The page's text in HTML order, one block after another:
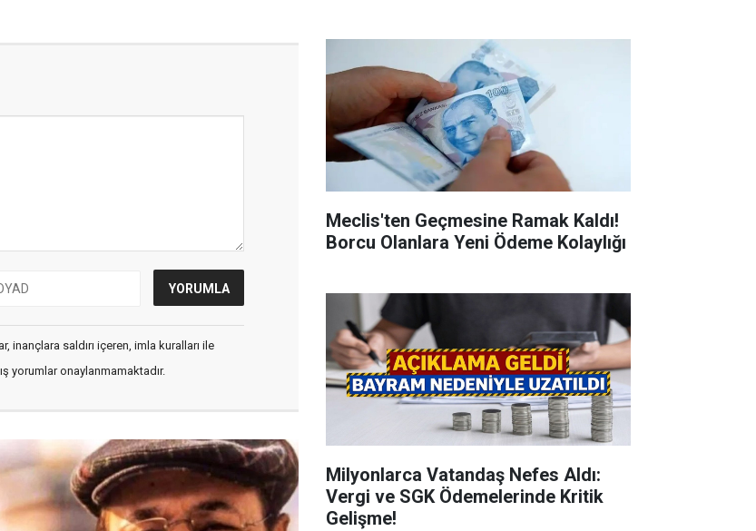
inançlara saldırı içeren, imla kuralları ile
yorumlar onaylanmamaktadır.
Meclis'ten Geçmesine Ramak Kaldı!
Borcu Olanlara Yeni Ödeme Kolaylığı
Milyonlarca Vatandaş Nefes Aldı:
Vergi ve SGK Ödemelerinde Kritik
Gelişme!